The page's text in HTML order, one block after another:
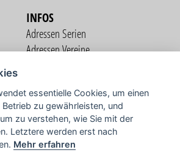
INFOS
Adressen Serien
Adressen Vereine
COMMUNITY
essentielle Cookies, um einen
zu gewährleisten, und
zu verstehen, wie Sie mit der
Letztere werden erst nach
Mehr erfahren